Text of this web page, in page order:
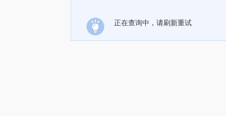
正在查询中，请刷新重试